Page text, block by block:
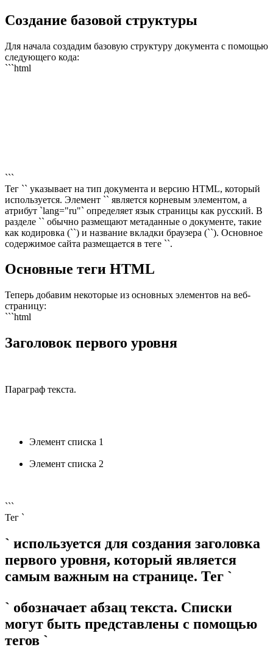
Создание базовой структуры
Для начала создадим базовую структуру документа с помощью
следующего кода:
```html
```
Тег `` указывает на тип документа и версию HTML, который
используется. Элемент `` является корневым элементом, а
атрибут `lang="ru"` определяет язык страницы как русский. В
разделе `` обычно размещают метаданные о документе, такие
как кодировка (``) и название вкладки браузера (``). Основное
содержимое сайта размещается в теге ``.
Основные теги HTML
Теперь добавим некоторые из основных элементов на веб-
страницу:
```html
Заголовок первого уровня
Параграф текста.
Элемент списка 1
Элемент списка 2
```
Тег `
` используется для создания заголовка
первого уровня, который является
самым важным на странице. Тег `
` обозначает абзац текста. Списки
могут быть представлены с помощью
тегов `